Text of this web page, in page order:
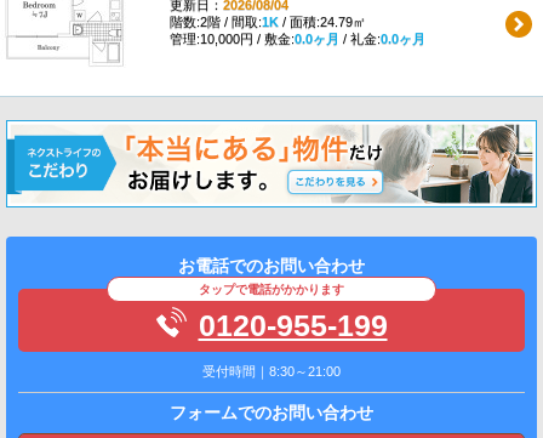
更新日： 2026/08/04
階数:2階 / 間取:1K/ 面積:24.79㎡
管理:10,000円 / 敷金:0.0ヶ月 / 礼金:0.0ヶ月
お電話でのお問い合わせ
タップで電話がかかります
0120-955-199
受付時間｜8:30～21:00
フォームでのお問い合わせ